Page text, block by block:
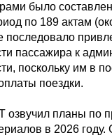
было
по 189 актам
последовало
пассажира к
поскольку им в
поездки.
озвучил планы по
в 2026 году.